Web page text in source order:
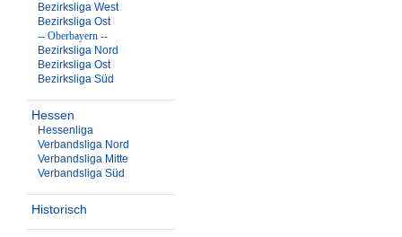
Bezirksliga West
Bezirksliga Ost
-- Oberbayern --
Bezirksliga Nord
Bezirksliga Ost
Bezirksliga Süd
Hessen
Hessenliga
Verbandsliga Nord
Verbandsliga Mitte
Verbandsliga Süd
Historisch